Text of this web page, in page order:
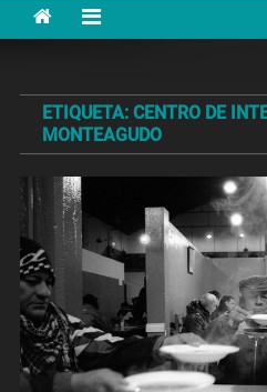
ETIQUETA: CENTRO DE
MONTEAGUDO